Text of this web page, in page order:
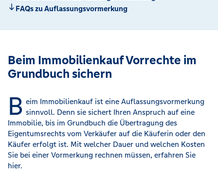
FAQs zu Auflassungsvormerkung
Beim Immobilienkauf Vorrechte im
Grundbuch sichern
B eim Immobilienkauf ist eine Auflassungsvormerkung
sinnvoll. Denn sie sichert Ihren Anspruch auf eine
Immobilie, bis im Grundbuch die Übertragung des
Eigentumsrechts vom Verkäufer auf die Käuferin oder den
Käufer erfolgt ist. Mit welcher Dauer und welchen Kosten
Sie bei einer Vormerkung rechnen müssen, erfahren Sie
hier.